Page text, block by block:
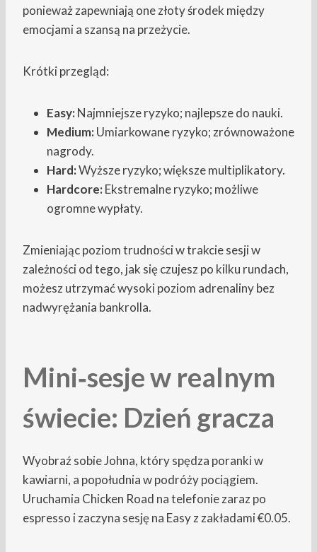
ponieważ zapewniają one złoty środek między
emocjami a szansą na przeżycie.
Krótki przegląd:
Easy: Najmniejsze ryzyko; najlepsze do nauki.
Medium: Umiarkowane ryzyko; zrównoważone
nagrody.
Hard:Wyższe ryzyko; większe multiplikatory.
Hardcore: Ekstremalne ryzyko; możliwe
ogromne wypłaty.
Zmieniając poziom trudności w trakcie sesji w
zależności od tego, jak się czujesz po kilku rundach,
możesz utrzymać wysoki poziom adrenaliny bez
nadwyrężania bankrolla.
Mini‑sesje w realnym
świecie: Dzień gracza
Wyobraź sobie Johna, który spędza poranki w
kawiarni, a popołudnia w podróży pociągiem.
Uruchamia Chicken Road na telefonie zaraz po
espresso i zaczyna sesję na Easy z zakładami €0.05.